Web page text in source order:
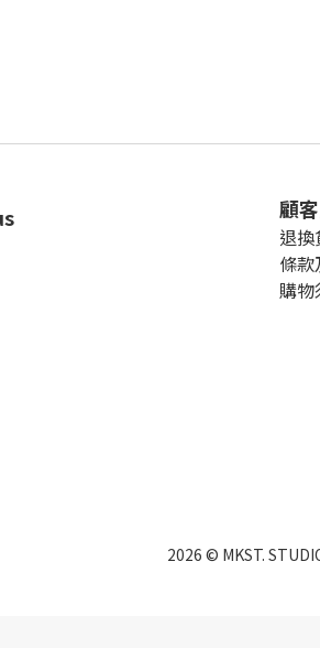
顧
退換
條款
購物
2026 © MKST.